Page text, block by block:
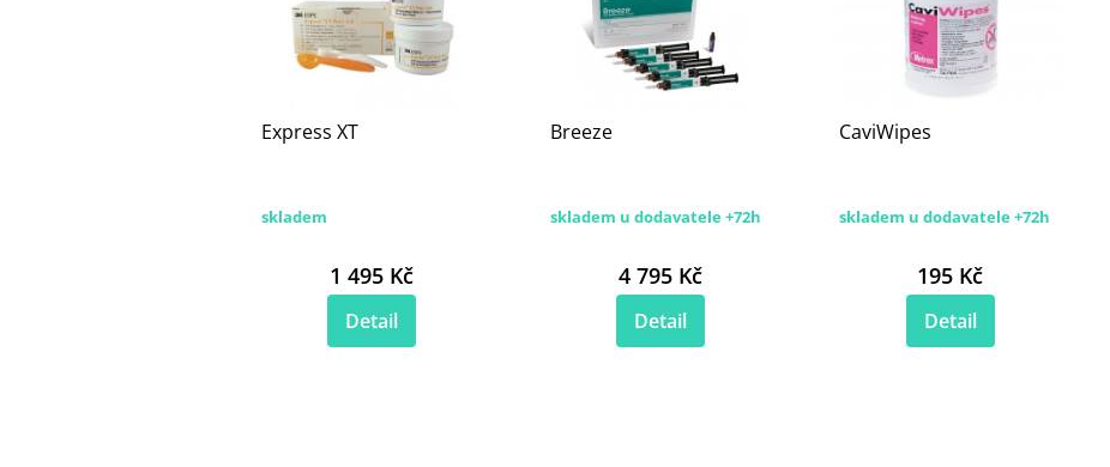
Express XT
skladem
1 495 Kč
Detail
Breeze
skladem u dodavatele +72h
4 795 Kč
Detail
CaviWipes
skladem u dodavatele +72h
195 Kč
Detail